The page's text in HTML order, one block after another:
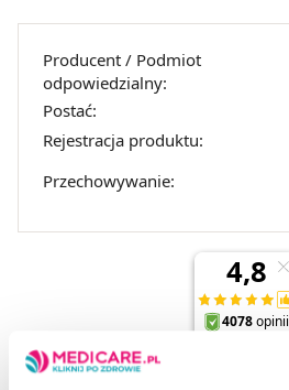
Producent / Podmiot
odpowiedzialny:
Postać:
Rejestracja produktu:
Przechowywanie: